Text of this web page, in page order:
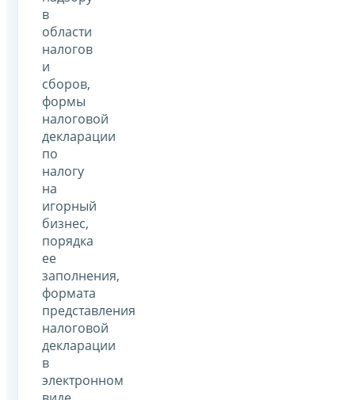
в
области
налогов
и
сборов,
формы
налоговой
декларации
по
налогу
на
игорный
бизнес,
порядка
ее
заполнения,
формата
представления
налоговой
декларации
в
электронном